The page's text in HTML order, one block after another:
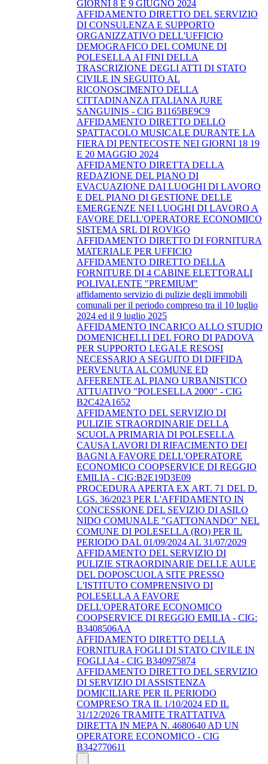
GIORNI 8 E 9 GIUGNO 2024
AFFIDAMENTO DIRETTO DEL SERVIZIO
DI CONSULENZA E SUPPORTO
ORGANIZZATIVO DELL'UFFICIO
DEMOGRAFICO DEL COMUNE DI
POLESELLA AI FINI DELLA
TRASCRIZIONE DEGLI ATTI DI STATO
CIVILE IN SEGUITO AL
RICONOSCIMENTO DELLA
CITTADINANZA ITALIANA JURE
SANGUINIS - CIG B1165BE9C9
AFFIDAMENTO DIRETTO DELLO
SPATTACOLO MUSICALE DURANTE LA
FIERA DI PENTECOSTE NEI GIORNI 18 19
E 20 MAGGIO 2024
AFFIDAMENTO DIRETTA DELLA
REDAZIONE DEL PIANO DI
EVACUAZIONE DAI LUOGHI DI LAVORO
E DEL PIANO DI GESTIONE DELLE
EMERGENZE NEI LUOGHI DI LAVORO A
FAVORE DELL'OPERATORE ECONOMICO
SISTEMA SRL DI ROVIGO
AFFIDAMENTO DIRETTO DI FORNITURA
MATERIALE PER UFFICIO
AFFIDAMENTO DIRETTO DELLA
FORNITURE DI 4 CABINE ELETTORALI
POLIVALENTE "PREMIUM"
affidamento servizio di pulizie degli immobili
comunali per il periodo compreso tra il 10 luglio
2024 ed il 9 luglio 2025
AFFIDAMENTO INCARICO ALLO STUDIO
DOMENICHELLI DEL FORO DI PADOVA
PER SUPPORTO LEGALE RESOSI
NECESSARIO A SEGUITO DI DIFFIDA
PERVENUTA AL COMUNE ED
AFFERENTE AL PIANO URBANISTICO
ATTUATIVO "POLESELLA 2000" - CIG
B2C42A1652
AFFIDAMENTO DEL SERVIZIO DI
PULIZIE STRAORDINARIE DELLA
SCUOLA PRIMARIA DI POLESELLA
CAUSA LAVORI DI RIFACIMENTO DEI
BAGNI A FAVORE DELL'OPERATORE
ECONOMICO COOPSERVICE DI REGGIO
EMILIA - CIG:B2E19D3E09
PROCEDURA APERTA EX ART. 71 DEL D.
LGS. 36/2023 PER L'AFFIDAMENTO IN
CONCESSIONE DEL SEVIZIO DI ASILO
NIDO COMUNALE "GATTONANDO" NEL
COMUNE DI POLESELLA (RO) PER IL
PERIODO DAL 01/09/2024 AL 31/07/2029
AFFIDAMENTO DEL SERVIZIO DI
PULIZIE STRAORDINARIE DELLE AULE
DEL DOPOSCUOLA SITE PRESSO
L'ISTITUTO COMPRENSIVO DI
POLESELLA A FAVORE
DELL'OPERATORE ECONOMICO
COOPSERVICE DI REGGIO EMILIA - CIG:
B3408506AA
AFFIDAMENTO DIRETTO DELLA
FORNITURA FOGLI DI STATO CIVILE IN
FOGLI A4 - CIG B340975874
AFFIDAMENTO DIRETTO DEL SERVIZIO
DI SERVIZIO DI ASSISTENZA
DOMICILIARE PER IL PERIODO
COMPRESO TRA IL 1/10/2024 ED IL
31/12/2026 TRAMITE TRATTATIVA
DIRETTA IN MEPA N. 4680640 AD UN
OPERATORE ECONOMICO - CIG
B342770611